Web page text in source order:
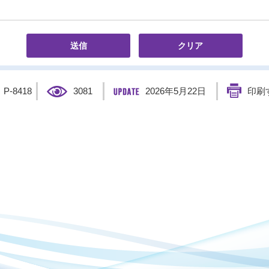
P-8418 3081 2026年5月22日 印刷